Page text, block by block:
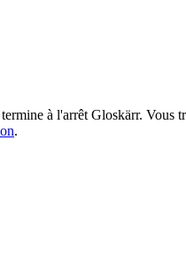
à l'arrêt Gloskärr. Vous
.